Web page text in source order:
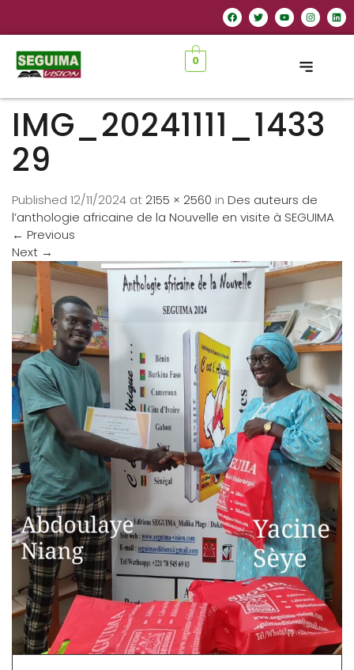
0
IMG_20241111_1433
29
Published 12/11/2024 at 2155 × 2560 in Des auteurs de
l’anthologie africaine de la Nouvelle en visite à SEGUIMA
← Previous
Next →